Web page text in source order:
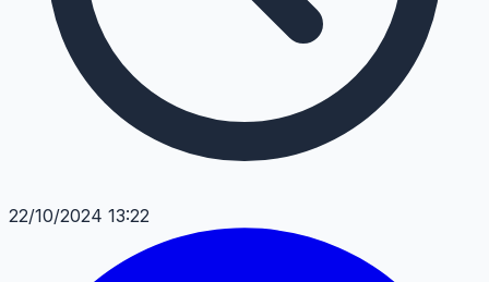
22/10/2024 13:22